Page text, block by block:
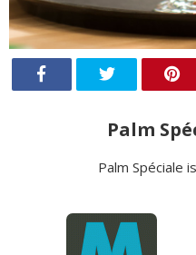
Palm
Palm Spéciale